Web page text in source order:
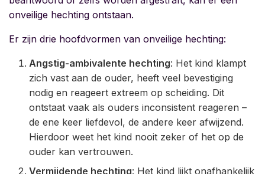
onveilige hechting ontstaan.
Er zijn drie hoofdvormen van onveilige hechting:
Angstig-ambivalente hechting: Het kind klampt
zich vast aan de ouder, heeft veel bevestiging
nodig en reageert extreem op scheiding. Dit
ontstaat vaak als ouders inconsistent reageren –
de ene keer liefdevol, de andere keer afwijzend.
Hierdoor weet het kind nooit zeker of het op de
ouder kan vertrouwen.
Vermijdende hechting: Het kind lijkt onafhankelijk